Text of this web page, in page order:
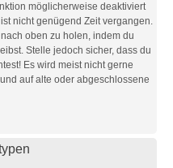
möglicherweise deaktiviert
nicht genügend Zeit vergangen.
oben zu holen, indem du
Stelle jedoch sicher, dass du
Es wird meist nicht gerne
auf alte oder abgeschlossene